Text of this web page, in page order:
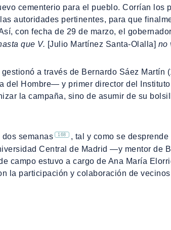
cementerio para el pueblo. Corrían los
autoridades pertinentes, para que
con fecha de 29 de marzo, el
que V. [Julio Martínez Santa-Olalla] no
a través de Bernardo Sáez Martín
Hombre― y primer director del
la campaña, sino de asumir de su
semanas 168 , tal y como se
Central de Madrid ―y mentor de
campo estuvo a cargo de Ana María
la participación y colaboración de